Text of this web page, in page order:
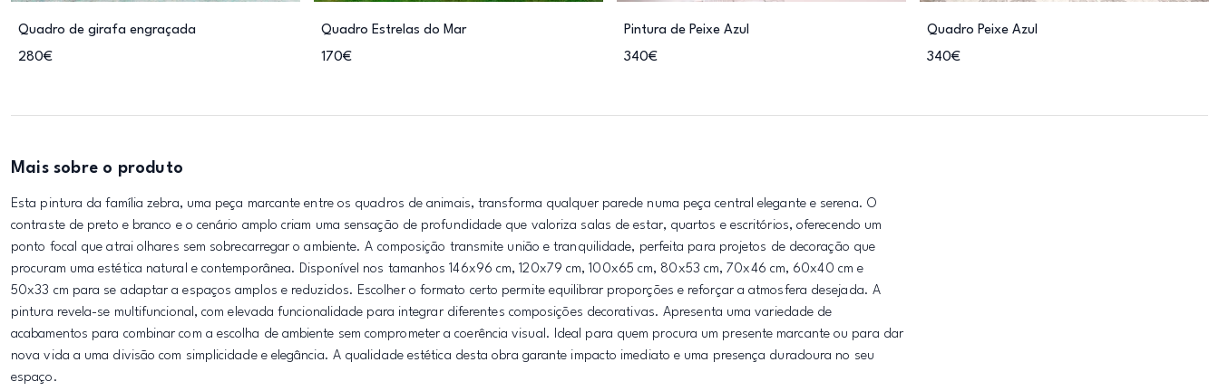
Quadro de girafa engraçada
280€
Quadro Estrelas do Mar
170€
Pintura de Peixe Azul
340€
Quadro Peixe Azul
340€
Mais sobre o produto
Esta pintura da família zebra, uma peça marcante entre os quadros de animais, transforma qualquer parede numa peça central elegante e serena. O
contraste de preto e branco e o cenário amplo criam uma sensação de profundidade que valoriza salas de estar, quartos e escritórios, oferecendo um
ponto focal que atrai olhares sem sobrecarregar o ambiente. A composição transmite união e tranquilidade, perfeita para projetos de decoração que
procuram uma estética natural e contemporânea. Disponível nos tamanhos 146x96 cm, 120x79 cm, 100x65 cm, 80x53 cm, 70x46 cm, 60x40 cm e
50x33 cm para se adaptar a espaços amplos e reduzidos. Escolher o formato certo permite equilibrar proporções e reforçar a atmosfera desejada. A
pintura revela-se multifuncional, com elevada funcionalidade para integrar diferentes composições decorativas. Apresenta uma variedade de
acabamentos para combinar com a escolha de ambiente sem comprometer a coerência visual. Ideal para quem procura um presente marcante ou para dar
nova vida a uma divisão com simplicidade e elegância. A qualidade estética desta obra garante impacto imediato e uma presença duradoura no seu
espaço.